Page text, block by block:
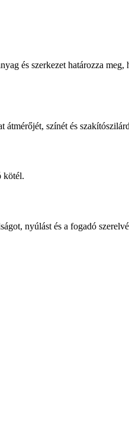
és szerkezet határozza
színét és
kötél.
nyúlást és a fogadó